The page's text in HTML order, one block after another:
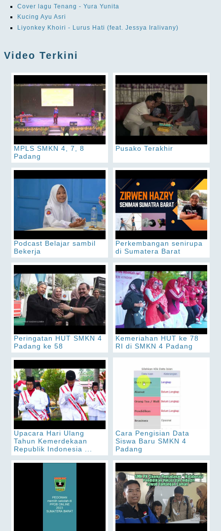
Cover lagu Tenang - Yura Yunita
Kucing Ayu Asri
Liyonkey Khoiri - Lurus Hati (feat. Jessya Iralivany)
Video Terkini
MPLS SMKN 4, 7, 8
Padang
Pusako Terakhir
Podcast Belajar sambil
Bekerja
Perkembangan senirupa
di Sumatera Barat
Peringatan HUT SMKN 4
Padang ke 58
Kemeriahan HUT ke 78
RI di SMKN 4 Padang
Upacara Hari Ulang
Tahun Kemerdekaan
Republik Indonesia ...
Cara Pengisian Data
Siswa Baru SMKN 4
Padang